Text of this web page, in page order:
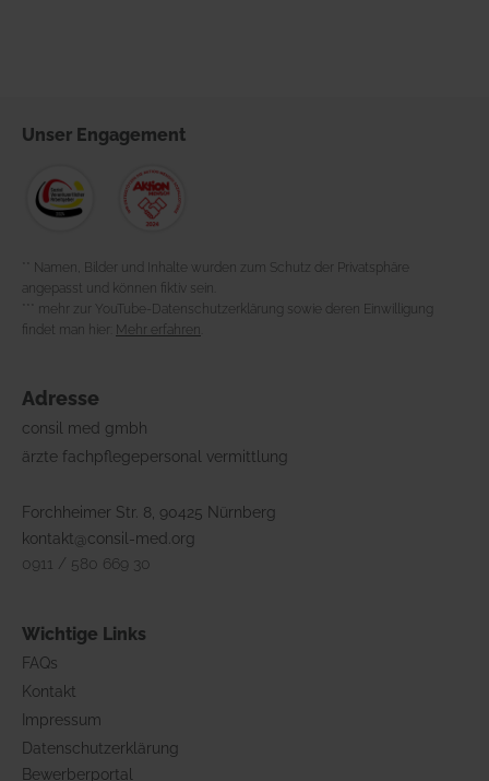
Unser Engagement
** Namen, Bilder und Inhalte wurden zum Schutz der Privatsphäre
angepasst und können fiktiv sein.
*** mehr zur YouTube-Datenschutzerklärung sowie deren Einwilligung
findet man hier:
Mehr erfahren
Adresse
consil med gmbh
ärzte fachpflegepersonal vermittlung
Forchheimer Str. 8, 90425 Nürnberg
kontakt@consil-med.org
0911 / 580 669 30
Wichtige Links
FAQs
Kontakt
Impressum
Datenschutzerklärung
Bewerberportal